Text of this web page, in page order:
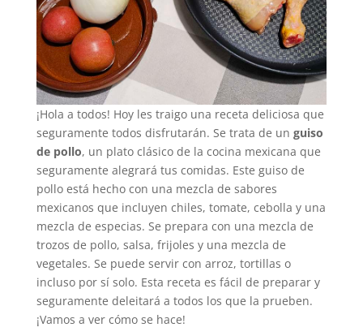
¡Hola a todos! Hoy les traigo una receta deliciosa que
seguramente todos disfrutarán. Se trata de un guiso
de pollo, un plato clásico de la cocina mexicana que
seguramente alegrará tus comidas. Este guiso de
pollo está hecho con una mezcla de sabores
mexicanos que incluyen chiles, tomate, cebolla y una
mezcla de especias. Se prepara con una mezcla de
trozos de pollo, salsa, frijoles y una mezcla de
vegetales. Se puede servir con arroz, tortillas o
incluso por sí solo. Esta receta es fácil de preparar y
seguramente deleitará a todos los que la prueben.
¡Vamos a ver cómo se hace!